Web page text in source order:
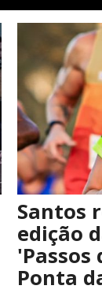
Santos
edição
Ponta